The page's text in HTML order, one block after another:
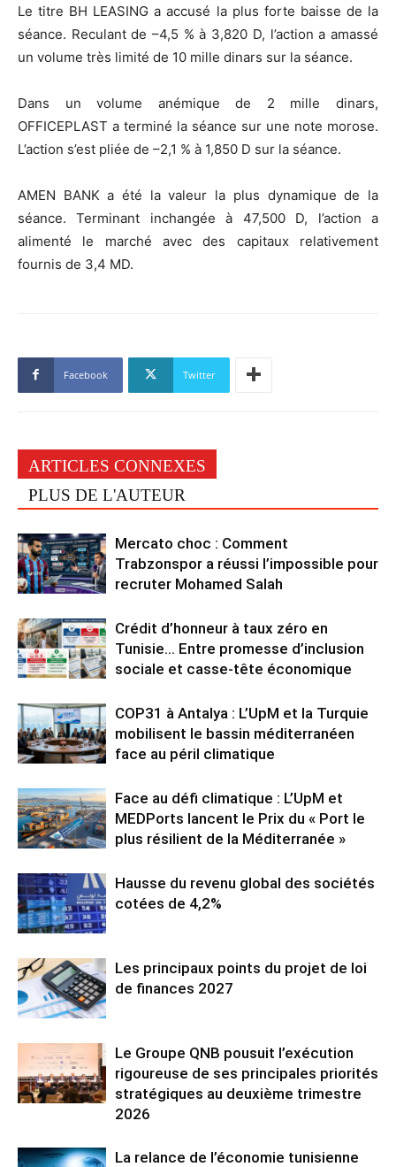
Le titre BH LEASING a accusé la plus forte baisse de la
séance. Reculant de –4,5 % à 3,820 D, l’action a amassé
un volume très limité de 10 mille dinars sur la séance.
Dans un volume anémique de 2 mille dinars,
OFFICEPLAST a terminé la séance sur une note morose.
L’action s’est pliée de –2,1 % à 1,850 D sur la séance.
AMEN BANK a été la valeur la plus dynamique de la
séance. Terminant inchangée à 47,500 D, l’action a
alimenté le marché avec des capitaux relativement
fournis de 3,4 MD.
Facebook Twitter
ARTICLES CONNEXES
PLUS DE L'AUTEUR
Mercato choc : Comment
Trabzonspor a réussi l’impossible pour
recruter Mohamed Salah
Crédit d’honneur à taux zéro en
Tunisie… Entre promesse d’inclusion
sociale et casse-tête économique
COP31 à Antalya : L’UpM et la Turquie
mobilisent le bassin méditerranéen
face au péril climatique
Face au défi climatique : L’UpM et
MEDPorts lancent le Prix du « Port le
plus résilient de la Méditerranée »
Hausse du revenu global des sociétés
cotées de 4,2%
Les principaux points du projet de loi
de finances 2027
Le Groupe QNB pousuit l’exécution
rigoureuse de ses principales priorités
stratégiques au deuxième trimestre
2026
La relance de l’économie tunisienne